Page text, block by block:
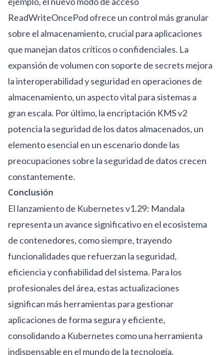
ReadWriteOncePod ofrece un control más granular
sobre el almacenamiento, crucial para aplicaciones
que manejan datos críticos o confidenciales. La
expansión de volumen con soporte de secrets mejora
la interoperabilidad y seguridad en operaciones de
almacenamiento, un aspecto vital para sistemas a
gran escala. Por último, la encriptación KMS v2
potencia la seguridad de los datos almacenados, un
elemento esencial en un escenario donde las
preocupaciones sobre la seguridad de datos crecen
constantemente.
Conclusión
El lanzamiento de Kubernetes v1.29: Mandala
representa un avance significativo en el ecosistema
de contenedores, como siempre, trayendo
funcionalidades que refuerzan la seguridad,
eficiencia y confiabilidad del sistema. Para los
profesionales del área, estas actualizaciones
significan más herramientas para gestionar
aplicaciones de forma segura y eficiente,
consolidando a Kubernetes como una herramienta
indispensable en el mundo de la tecnología.